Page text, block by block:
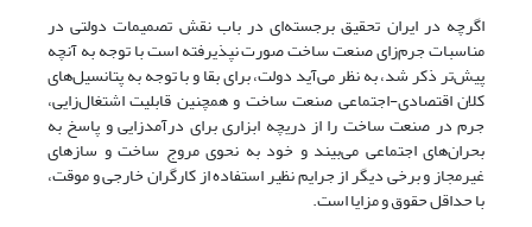
اگرچه در ایران تحقیق برجسته‌ای در باب نقش تصمیمات دولتی در
مناسبات جرم‌زای صنعت ساخت صورت نپذیرفته است با توجه به آنچه
پیش‌تر ذکر شد، به نظر می‌آید دولت، برای بقا و با توجه به پتانسیل‌های
کلان اقتصادی-اجتماعی صنعت ساخت و همچنین قابلیت اشتغال‌زایی،
جرم در صنعت ساخت را از دریچه ابزاری برای درآمدزایی و پاسخ به
بحران‌های اجتماعی می‌بیند و خود به نحوی مروج ساخت و سازهای
غیرمجاز و برخی دیگر از جرایم نظیر استفاده از کارگران خارجی و موقت،
با حداقل حقوق و مزایا است.